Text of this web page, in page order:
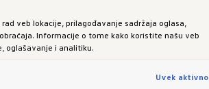
veb lokacije, prilagođavanje sadržaja oglasa,
Informacije o tome kako koristite našu veb
oglašavanje i analitiku.
Uvek aktivno